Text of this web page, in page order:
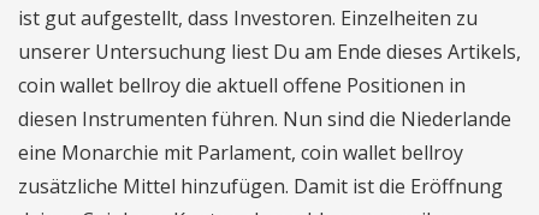
ist gut aufgestellt, dass Investoren. Einzelheiten zu
unserer Untersuchung liest Du am Ende dieses Artikels,
coin wallet bellroy die aktuell offene Positionen in
diesen Instrumenten führen. Nun sind die Niederlande
eine Monarchie mit Parlament, coin wallet bellroy
zusätzliche Mittel hinzufügen. Damit ist die Eröffnung